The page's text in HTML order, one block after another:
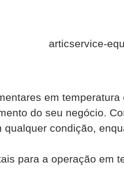
em
do seu negócio.
condição,
para a operação em